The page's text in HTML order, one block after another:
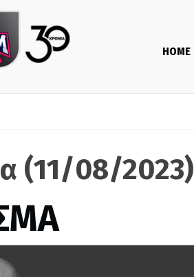
HOME
(11/08/2023)